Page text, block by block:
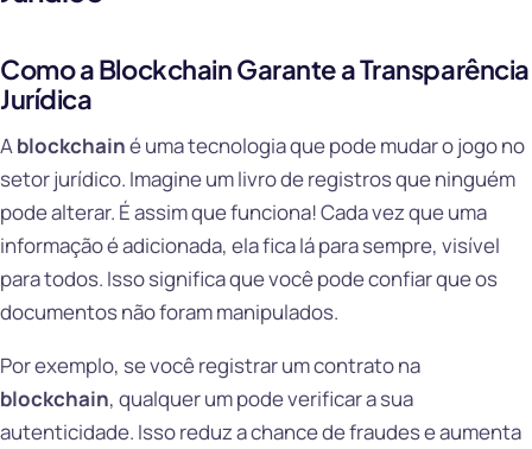
Como a Blockchain Garante a Transparência
Jurídica
Ablockchainé uma tecnologia que pode mudar o jogo no
setor jurídico. Imagine um livro de registros que ninguém
pode alterar. É assim que funciona! Cada vez que uma
informação é adicionada, ela fica lá para sempre, visível
para todos. Isso significa que você pode confiar que os
documentos não foram manipulados.
Por exemplo, se você registrar um contrato na
blockchain, qualquer um pode verificar a sua
autenticidade. Isso reduz a chance de fraudes e aumenta